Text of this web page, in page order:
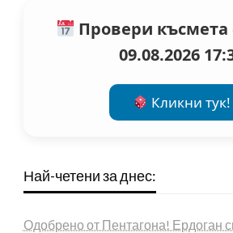
Провери късмета
09.08.2026
Кликни тук!
Най-четени за днес:
Одобрено от Пентагона! Ердоган